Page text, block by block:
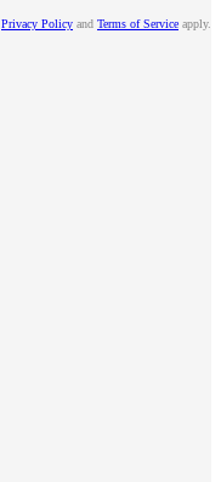
Privacy Policy and Terms of Service apply.